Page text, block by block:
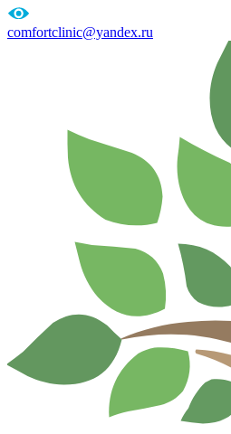
comfortclinic@yandex.ru